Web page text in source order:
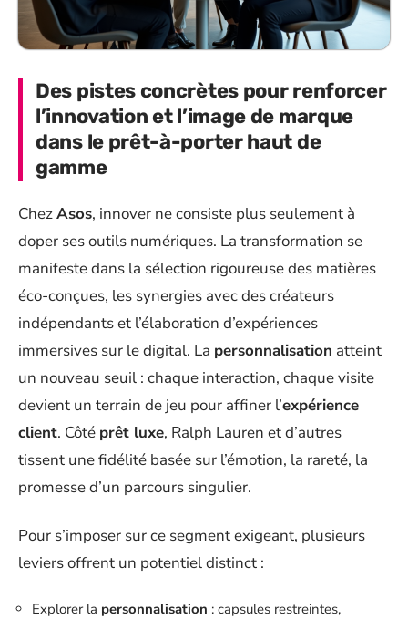
Des pistes concrètes pour renforcer
l’innovation et l’image de marque
dans le prêt-à-porter haut de
gamme
ChezAsos, innover ne consiste plus seulement à
doper ses outils numériques. La transformation se
manifeste dans la sélection rigoureuse des matières
éco-conçues, les synergies avec des créateurs
indépendants et l’élaboration d’expériences
immersives sur le digital. La personnalisation atteint
un nouveau seuil : chaque interaction, chaque visite
devient un terrain de jeu pour affiner l’expérience
client. Côté prêt luxe, Ralph Lauren et d’autres
tissent une fidélité basée sur l’émotion, la rareté, la
promesse d’un parcours singulier.
Pour s’imposer sur ce segment exigeant, plusieurs
leviers offrent un potentiel distinct :
Explorer la personnalisation : capsules restreintes,